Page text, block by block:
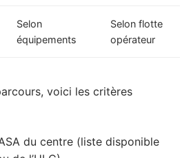
Selon
équipements
Selon flotte
opérateur
voici les critères
du centre (liste disponible